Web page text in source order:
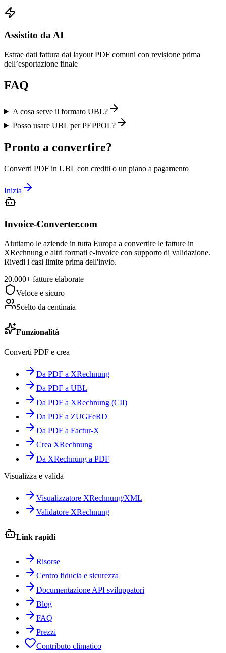
Assistito da AI
Estrae dati fattura dai layout PDF comuni con revisione prima
dell’esportazione finale
FAQ
A cosa serve il formato UBL?
Posso usare UBL per PEPPOL?
Pronto a convertire?
Converti PDF in UBL con crediti o un piano a pagamento
Inizia
Invoice-Converter.com
Aiutiamo le aziende in tutta Europa a convertire le fatture in
XRechnung e altri formati e-invoice con supporto di validazione.
Rivedi i casi limite prima dell'invio.
20.000+ fatture elaborate
Veloce e sicuro
Scelto da centinaia
Funzionalità
Converti PDF e crea
Da PDF a XRechnung
Da PDF a UBL
Da PDF a XRechnung (CII)
Da PDF a ZUGFeRD
Da PDF a Factur-X
Crea XRechnung
Da XRechnung a PDF
Visualizza e valida
Visualizzatore XRechnung/XML
Validatore XRechnung
Link rapidi
Risorse
Centro fiducia e sicurezza
Documentazione API sviluppatori
Blog
FAQ
Prezzi
Contributo climatico